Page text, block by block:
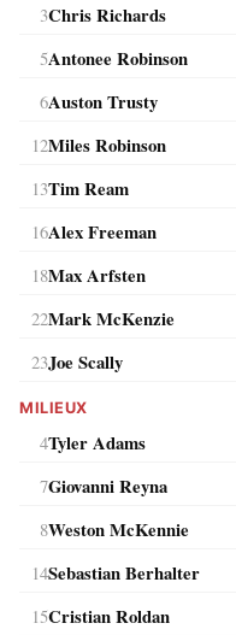
3Chris Richards
5Antonee Robinson
6Auston Trusty
12Miles Robinson
13Tim Ream
16Alex Freeman
18Max Arfsten
22Mark McKenzie
23Joe Scally
MILIEUX
4Tyler Adams
7Giovanni Reyna
8Weston McKennie
14Sebastian Berhalter
15Cristian Roldan